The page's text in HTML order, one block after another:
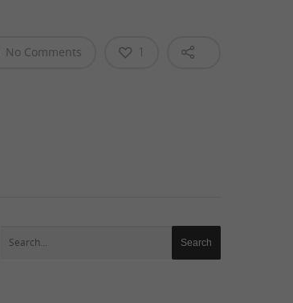
No Comments 1